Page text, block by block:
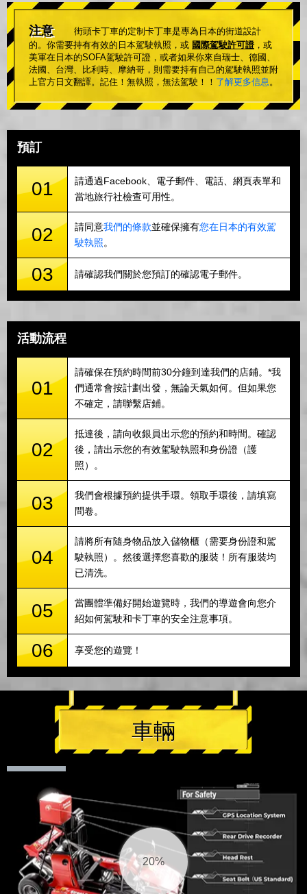
注意
街頭卡丁車的定制卡丁車是專為日本的街道設計
的。你需要持有有效的日本駕駛執照，或 國際駕駛許可證，或
美軍在日本的SOFA駕駛許可證，或者如果你來自瑞士、德國、
法國、台灣、比利時、摩納哥，則需要持有自己的駕駛執照並附
上官方日文翻譯。記住！無執照，無法駕駛！！ 了解更多信息。
預訂
01
請通過Facebook、電子郵件、電話、網頁表單和
當地旅行社檢查可用性。
02 請同意我們的條款並確保擁有您在日本的有效駕
駛執照。
03 請確認我們關於您預訂的確認電子郵件。
活動流程
01
請確保在預約時間前30分鐘到達我們的店鋪。*我
們通常會按計劃出發，無論天氣如何。但如果您
不確定，請聯繫店鋪。
02
抵達後，請向收銀員出示您的預約和時間。確認
後，請出示您的有效駕駛執照和身份證（護
照）。
03
我們會根據預約提供手環。領取手環後，請填寫
問卷。
04
請將所有隨身物品放入儲物櫃（需要身份證和駕
駛執照）。然後選擇您喜歡的服裝！所有服裝均
已清洗。
05
當團體準備好開始遊覽時，我們的導遊會向您介
紹如何駕駛和卡丁車的安全注意事項。
06 享受您的遊覽！
車輛
21%